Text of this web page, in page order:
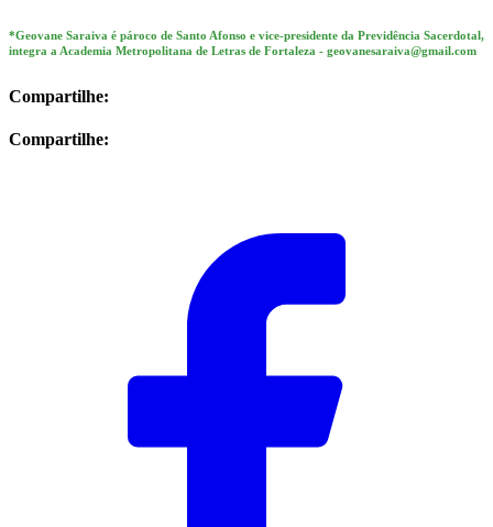
*Geovane Saraiva é pároco de Santo Afonso e vice-presidente da Previdência Sacerdotal,
integra a Academia Metropolitana de Letras de Fortaleza - geovanesaraiva@gmail.com
Compartilhe:
Compartilhe: